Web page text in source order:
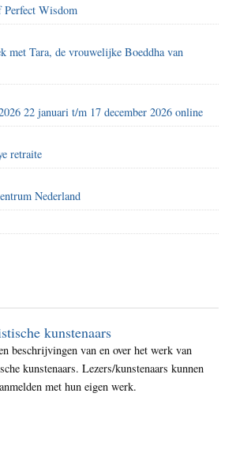
Perfect Wisdom
met Tara, de vrouwelijke Boeddha van
22 januari t/m 17 december 2026 online
retraite
Nederland
kunstenaars
beschrijvingen van en over het werk van
kunstenaars. Lezers/kunstenaars kunnen
met hun eigen werk.